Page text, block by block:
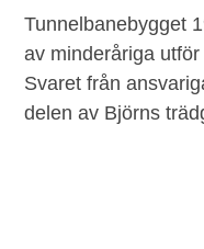
Tunnelbanebygget
av minderåriga
Svaret från
delen av Björns